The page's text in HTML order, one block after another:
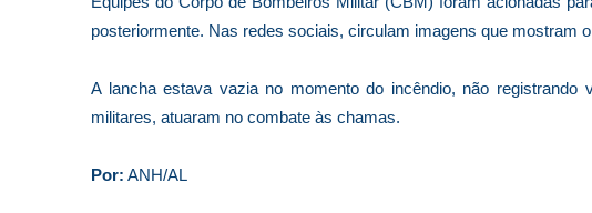
posteriormente. Nas redes sociais, circulam imagens que mostram
A lancha estava vazia no momento do incêndio, não
militares, atuaram no combate às chamas.
Por: ANH/AL